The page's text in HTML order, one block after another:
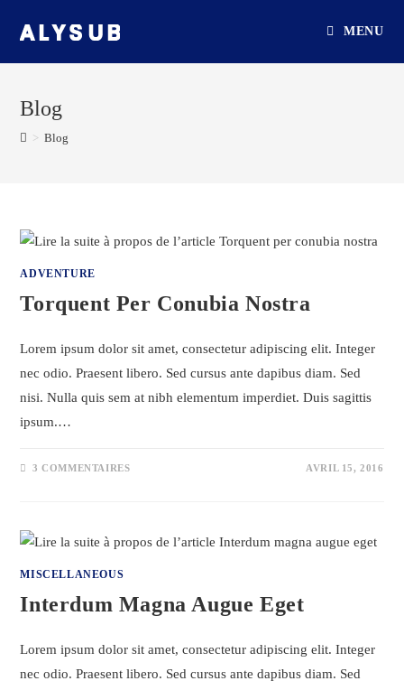
MENU
Blog
> Blog
ADVENTURE
Torquent Per Conubia Nostra
Lorem ipsum dolor sit amet, consectetur adipiscing elit. Integer
nec odio. Praesent libero. Sed cursus ante dapibus diam. Sed
nisi. Nulla quis sem at nibh elementum imperdiet. Duis sagittis
ipsum.…
3 COMMENTAIRES AVRIL 15, 2016
MISCELLANEOUS
Interdum Magna Augue Eget
Lorem ipsum dolor sit amet, consectetur adipiscing elit. Integer
nec odio. Praesent libero. Sed cursus ante dapibus diam. Sed